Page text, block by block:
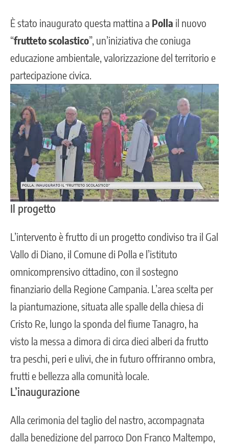
È stato inaugurato questa mattina a Polla il nuovo
“frutteto scolastico”, un’iniziativa che coniuga
educazione ambientale, valorizzazione del territorio e
partecipazione civica.
Il progetto
L’intervento è frutto di un progetto condiviso tra il Gal
Vallo di Diano, il Comune di Polla e l’istituto
omnicomprensivo cittadino, con il sostegno
finanziario della Regione Campania. L’area scelta per
la piantumazione, situata alle spalle della chiesa di
Cristo Re, lungo la sponda del fiume Tanagro, ha
visto la messa a dimora di circa dieci alberi da frutto
tra peschi, peri e ulivi, che in futuro offriranno ombra,
frutti e bellezza alla comunità locale.
L’inaugurazione
Alla cerimonia del taglio del nastro, accompagnata
dalla benedizione del parroco Don Franco Maltempo,